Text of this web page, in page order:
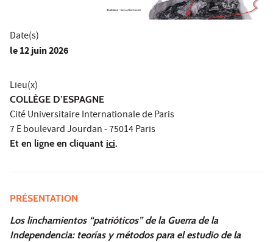
Date(s)
le12 juin 2026
Lieu(x)
COLLÈGE D’ESPAGNE
Cité Universitaire Internationale de Paris
7 E boulevard Jourdan - 75014 Paris
Et en ligne en cliquant ici.
PRÉSENTATION
Los linchamientos “patrióticos” de la Guerra de la
Independencia: teorías y métodos para el estudio de la